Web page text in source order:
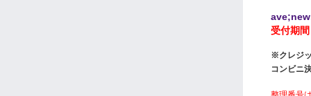
ave;new
受付期
※クレジ
コンビニ